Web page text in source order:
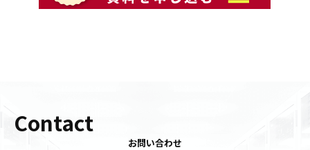
Contact
お問い合わせ